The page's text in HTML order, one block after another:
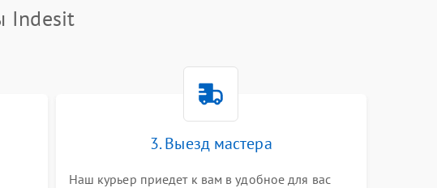
Indesit
3. Выезд мастера
Наш курьер приедет к вам в удобное для вас